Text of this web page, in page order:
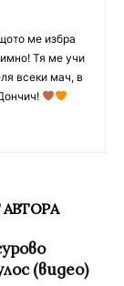
ме избра
Тя ме учи
всеки мач, в
(видео)